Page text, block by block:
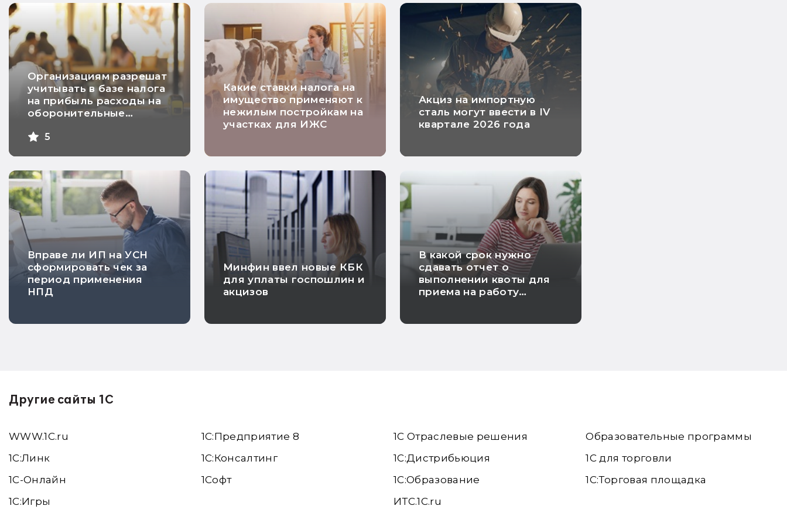
Организациям разрешат
учитывать в базе налога
на прибыль расходы на
оборонительные
5
Какие ставки налога на
имущество применяют к
нежилым постройкам на
участках для ИЖС
Акциз на импортную
сталь могут ввести в IV
квартале 2026 года
Вправе ли ИП на УСН
сформировать чек за
период применения
НПД
Минфин ввел новые КБК
для уплаты госпошлин и
акцизов
В какой срок нужно
сдавать отчет о
выполнении квоты для
приема на работу
Другие сайты 1С
WWW.1С.ru
1С:Линк
1С-Онлайн
1C:Игры
1С:Предприятие 8
1С:Консалтинг
1Софт
1С Отраслевые решения
1С:Дистрибьюция
1С:Образование
ИТС.1C.ru
Образовательные программы
1С для торговли
1С:Торговая площадка